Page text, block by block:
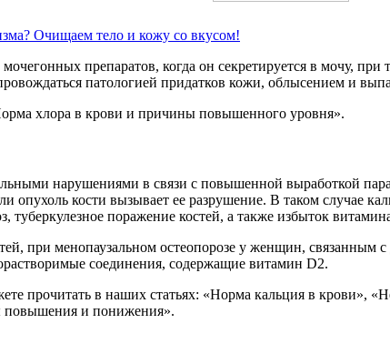
Очищаем тело и кожу со вкусом!
препаратов, когда он секретируется в мочу,
патологией придатков кожи, облысением и
хлора в крови и причины повышенного уровня».
нарушениями в связи с повышенной выработкой
опухоль кости вызывает ее разрушение. В таком случае
туберкулезное поражение костей, а также избыток
при менопаузальном остеопорозе у женщин, связанным
соединения, содержащие витамин D2.
прочитать в наших статьях: «Норма кальция в крови»,
повышения и понижения».